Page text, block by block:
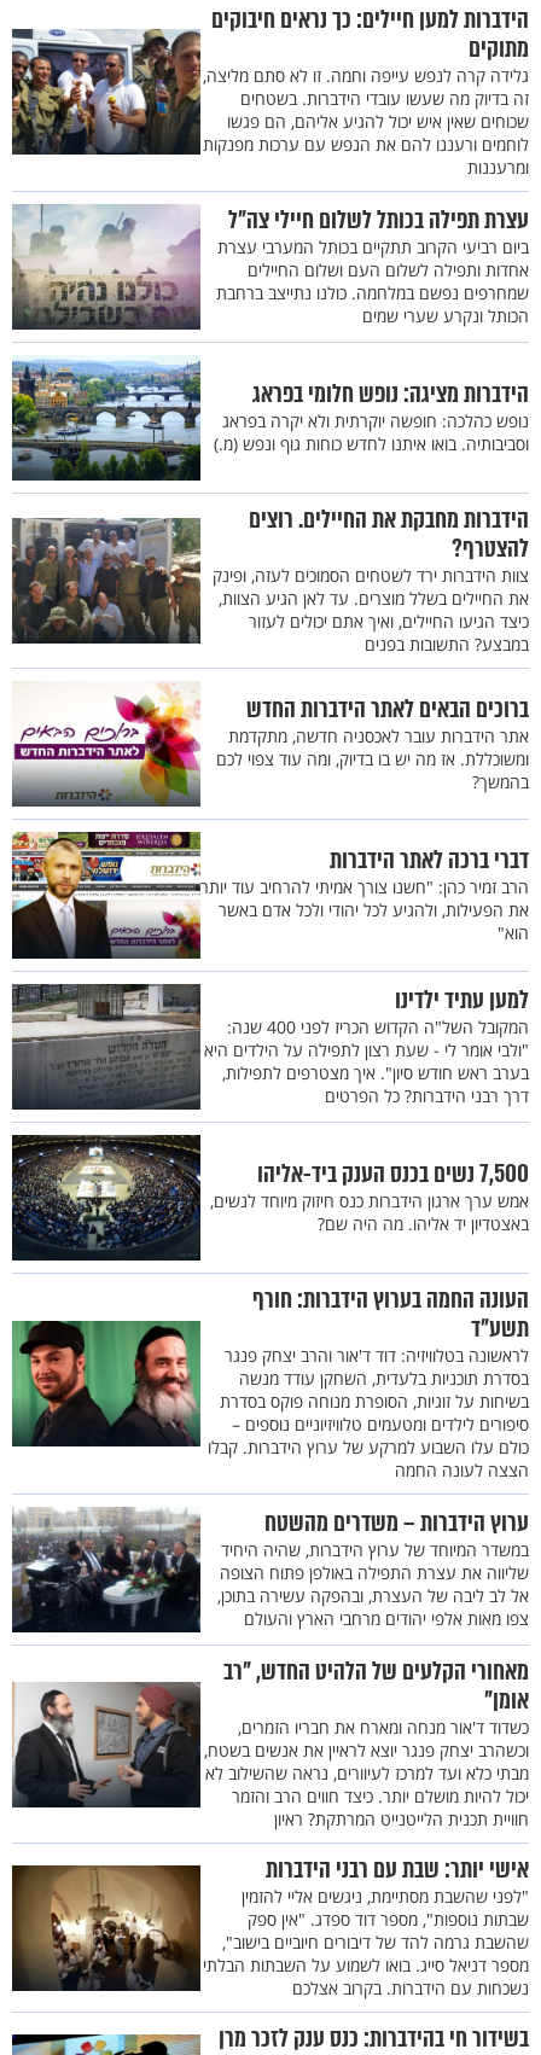
הידברות למען חיילים: כך נראים חיבוקים
מתוקים
גלידה קרה לנפש עייפה וחמה. זו לא סתם מליצה,
זה בדיוק מה שעשו עובדי הידברות. בשטחים
שכוחים שאין איש יכול להגיע אליהם, הם פגשו
לוחמים ורעננו להם את הנפש עם ערכות מפנקות
ומרעננות
עצרת תפילה בכותל לשלום חיילי צה"ל
ביום רביעי הקרוב תתקיים בכותל המערבי עצרת
אחדות ותפילה לשלום העם ושלום החיילים
שמחרפים נפשם במלחמה. כולנו נתייצב ברחבת
הכותל ונקרע שערי שמים
הידברות מציגה: נופש חלומי בפראג
נופש כהלכה: חופשה יוקרתית ולא יקרה בפראג
וסביבותיה. בואו איתנו לחדש כוחות גוף ונפש (מ.)
הידברות מחבקת את החיילים. רוצים
להצטרף?
צוות הידברות ירד לשטחים הסמוכים לעזה, ופינק
את החיילים בשלל מוצרים. עד לאן הגיע הצוות,
כיצד הגיעו החיילים, ואיך אתם יכולים לעזור
במבצע? התשובות בפנים
ברוכים הבאים לאתר הידברות החדש
אתר הידברות עובר לאכסניה חדשה, מתקדמת
ומשוכללת. אז מה יש בו בדיוק, ומה עוד צפוי לכם
בהמשך?
דברי ברכה לאתר הידברות
הרב זמיר כהן: "חשנו צורך אמיתי להרחיב עוד יותר
את הפעילות, ולהגיע לכל יהודי ולכל אדם באשר
הוא"
למען עתיד ילדינו
המקובל השל"ה הקדוש הכריז לפני 400 שנה:
"ולבי אומר לי - שעת רצון לתפילה על הילדים היא
בערב ראש חודש סיון". איך מצטרפים לתפילות,
דרך רבני הידברות? כל הפרטים
7,500 נשים בכנס הענק ביד-אליהו
אמש ערך ארגון הידברות כנס חיזוק מיוחד לנשים,
באצטדיון יד אליהו. מה היה שם?
העונה החמה בערוץ הידברות: חורף
תשע"ד
לראשונה בטלוויזיה: דוד ד'אור והרב יצחק פנגר
בסדרת תוכניות בלעדית, השחקן עודד מנשה
בשיחות על זוגיות, הסופרת מנוחה פוקס בסדרת
סיפורים לילדים ומטעמים טלוויזיוניים נוספים –
כולם עלו השבוע למרקע של ערוץ הידברות. קבלו
הצצה לעונה החמה
ערוץ הידברות – משדרים מהשטח
במשדר המיוחד של ערוץ הידברות, שהיה היחיד
שליווה את עצרת התפילה באולפן פתוח הצופה
אל לב ליבה של העצרת, ובהפקה עשירה בתוכן,
צפו מאות אלפי יהודים מרחבי הארץ והעולם
מאחורי הקלעים של הלהיט החדש, "רב
אומן"
כשדוד ד'אור מנחה ומארח את חבריו הזמרים,
וכשהרב יצחק פנגר יוצא לראיין את אנשים בשטח,
מבתי כלא ועד למרכז לעיוורים, נראה שהשילוב לא
יכול להיות מושלם יותר. כיצד חווים הרב והזמר
חוויית תכנית הלייטנייט המרתקת? ראיון
אישי יותר: שבת עם רבני הידברות
"לפני שהשבת מסתיימת, ניגשים אליי להזמין
שבתות נוספות", מספר דוד ספדג. "אין ספק
שהשבת גרמה להד של דיבורים חיוביים בישוב",
מספר דניאל סייג. בואו לשמוע על השבתות הבלתי
נשכחות עם הידברות. בקרוב אצלכם
בשידור חי בהידברות: כנס ענק לזכר מרן